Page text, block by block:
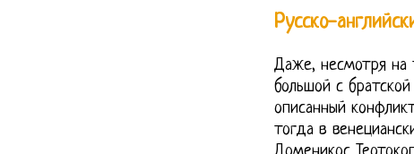
Русско-
Даже, несмотря на
большой с
описанный
тогда в